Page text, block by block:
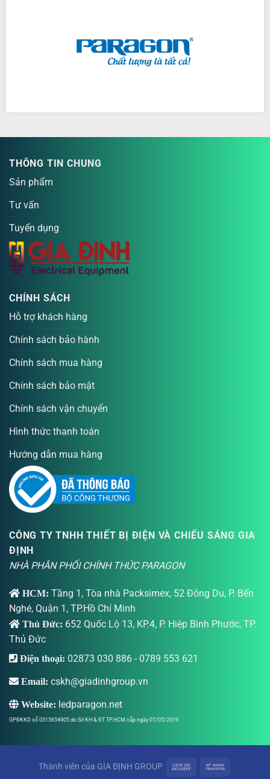
THÔNG TIN CHUNG
Sản phẩm
Tư vấn
Tuyển dụng
CHÍNH SÁCH
Hỗ trợ khách hàng
Chính sách bảo hành
Chính sách mua hàng
Chính sách bảo mật
Chính sách vận chuyển
Hình thức thanh toán
Hướng dẫn mua hàng
CÔNG TY TNHH THIẾT BỊ ĐIỆN VÀ CHIẾU SÁNG GIA
ĐỊNH
NHÀ PHÂN PHỐI CHÍNH THỨC PARAGON
HCM: Tầng 1, Tòa nhà Packsimex, 52 Đông Du, P. Bến
Nghé, Quận 1, TP.Hồ Chí Minh
Thủ Đức: 652 Quốc Lộ 13, KP.4, P. Hiệp Bình Phước, TP.
Thủ Đức
Điện thoại: 02873 030 886 - 0789 553 621
Email: cskh@giadinhgroup.vn
Website: ledparagon.net
GPĐKKD số 0315654905 do Sở KH & ĐT TP.HCM cấp ngày 07/05/2019.
Thành viên của GIA ĐỊNH GROUP